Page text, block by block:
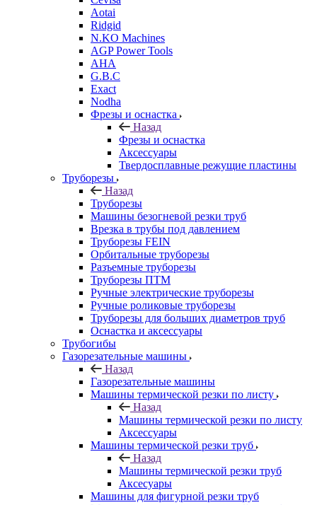
Aotai
Ridgid
N.KO Machines
AGP Power Tools
AHA
G.B.C
Exact
Nodha
Фрезы и оснастка
Назад
Фрезы и оснастка
Аксессуары
Твердосплавные режущие пластины
Труборезы
Назад
Труборезы
Машины безогневой резки труб
Врезка в трубы под давлением
Труборезы FEIN
Орбитальные труборезы
Разъемные труборезы
Труборезы ПТМ
Ручные электрические труборезы
Ручные роликовые труборезы
Труборезы для больших диаметров труб
Оснастка и аксессуары
Трубогибы
Газорезательные машины
Назад
Газорезательные машины
Машины термической резки по листу
Назад
Машины термической резки по листу
Аксессуары
Машины термической резки труб
Назад
Машины термической резки труб
Аксесуары
Машины для фигурной резки труб